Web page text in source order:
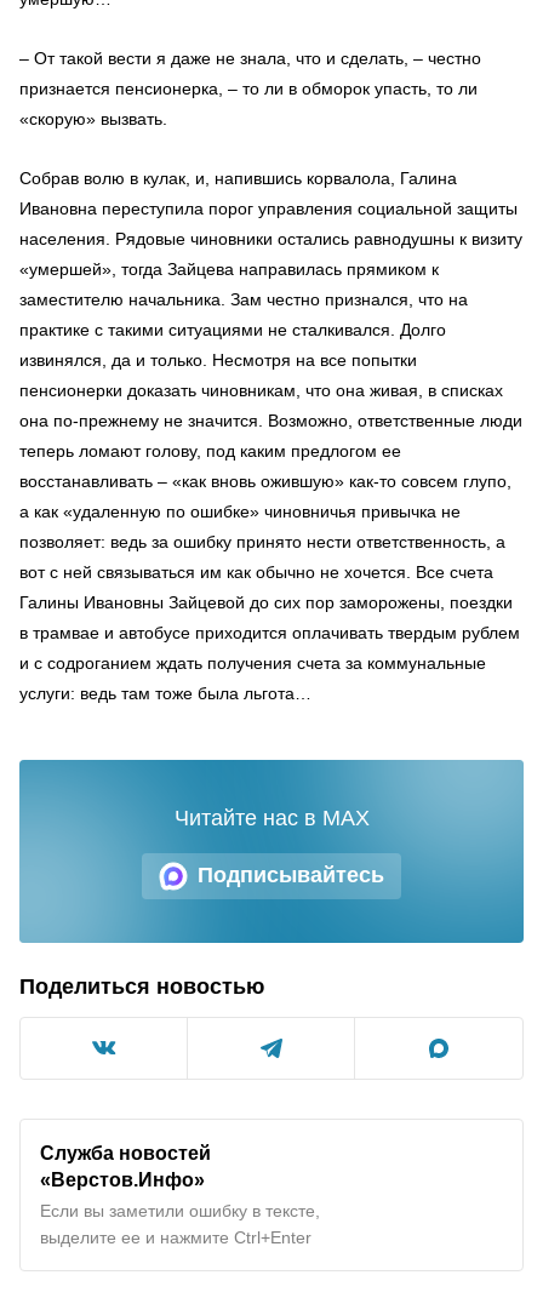
– От такой вести я даже не знала, что и сделать, – честно
признается пенсионерка, – то ли в обморок упасть, то ли
«скорую» вызвать.
Собрав волю в кулак, и, напившись корвалола, Галина
Ивановна переступила порог управления социальной защиты
населения. Рядовые чиновники остались равнодушны к визиту
«умершей», тогда Зайцева направилась прямиком к
заместителю начальника. Зам честно признался, что на
практике с такими ситуациями не сталкивался. Долго
извинялся, да и только. Несмотря на все попытки
пенсионерки доказать чиновникам, что она живая, в списках
она по-прежнему не значится. Возможно, ответственные люди
теперь ломают голову, под каким предлогом ее
восстанавливать – «как вновь ожившую» как-то совсем глупо,
а как «удаленную по ошибке» чиновничья привычка не
позволяет: ведь за ошибку принято нести ответственность, а
вот с ней связываться им как обычно не хочется. Все счета
Галины Ивановны Зайцевой до сих пор заморожены, поездки
в трамвае и автобусе приходится оплачивать твердым рублем
и с содроганием ждать получения счета за коммунальные
услуги: ведь там тоже была льгота…
Подписывайтесь
Читайте нас в MAX
Поделиться новостью
Служба новостей
«Верстов.Инфо»
Если вы заметили ошибку в тексте,
выделите ее и нажмите Ctrl+Enter